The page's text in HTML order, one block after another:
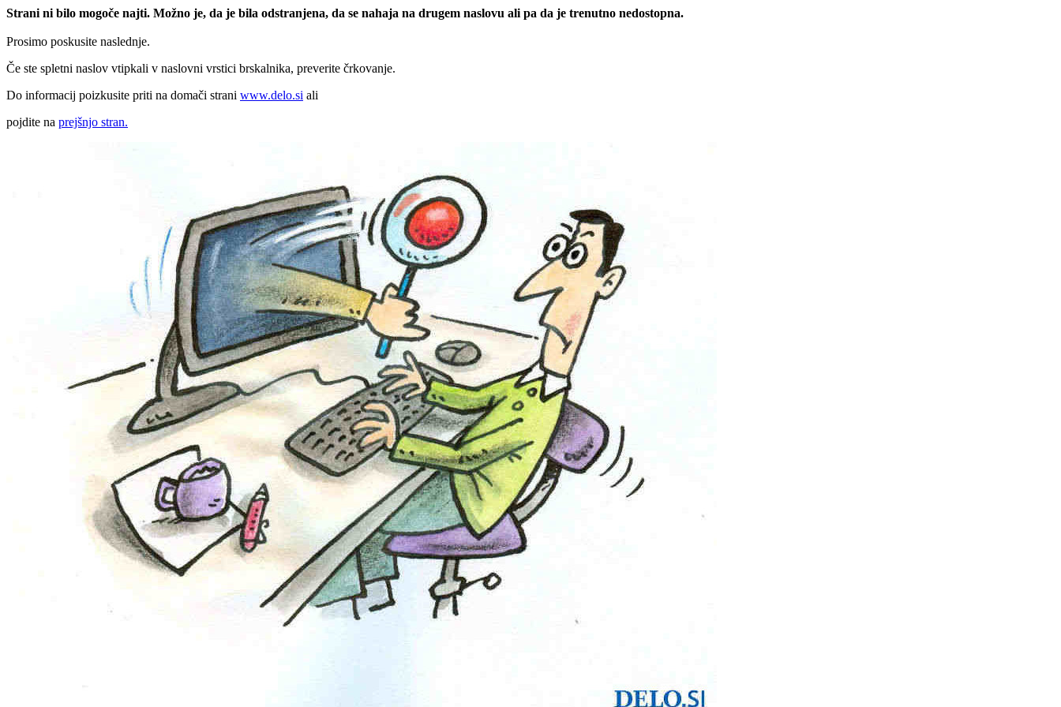
Strani ni bilo mogoče najti. Možno je, da je bila odstranjena, da se nahaja na drugem naslovu ali pa da je trenutno nedostopna.
Prosimo poskusite naslednje.
Če ste spletni naslov vtipkali v naslovni vrstici brskalnika, preverite črkovanje.
Do informacij poizkusite priti na domači strani www.delo.si ali
pojdite na prejšnjo stran.